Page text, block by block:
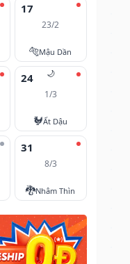
17
23/2
🐅Mậu Dần
🌙
24
1/3
🐓Ất Dậu
31
8/3
🐉Nhâm Thìn